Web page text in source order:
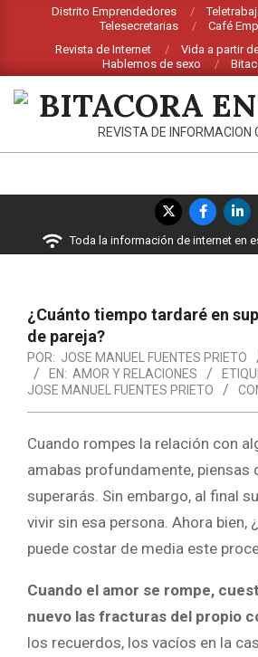
contenido
Distrito Emprendedores
Telesecretarias
Café
Revista de Internet
Vida a partir
Hablemos de sexo
BITACORA
LA
RED
REVISTA DE INFORMACION
navegación
Toda la información de internet en
¿Cuánto tiempo tardaré en
de pareja?
POR: JOSE MANUEL FUENTES PRIETO
EN: AMOR Y RELACIONES
JOSE MANUEL FUENTES PRIETO
Cuando rompes la relación con
amabas profundamente, piensas
superarás. Sin embargo, al final
vivir sin esa persona. Ahora bien,
puede costar de media este
Cuando el amor se rompe,
nuevo las fracturas del propio
los recuerdos, los vacíos en la